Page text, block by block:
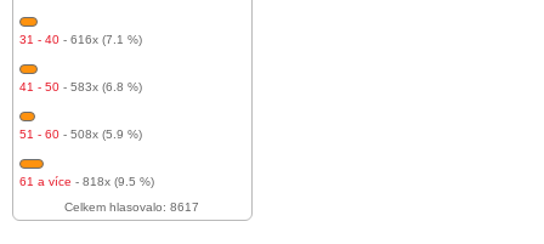
31 - 40 - 616x (7.1 %)
41 - 50 - 583x (6.8 %)
51 - 60 - 508x (5.9 %)
61 a více - 818x (9.5 %)
Celkem hlasovalo: 8617